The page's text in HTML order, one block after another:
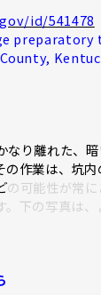
id/541478
り離れた、
作業は、坑
の可能性が常
下の写真は